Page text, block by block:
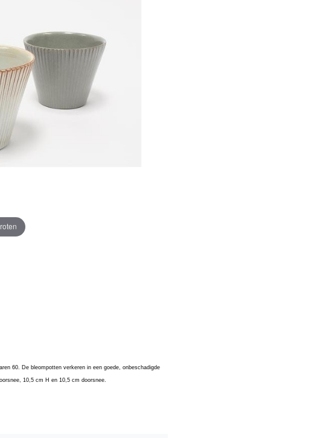
60. De bleompotten verkeren in een goede, onbeschadigde
10,5 cm H en 10,5 cm doorsnee.